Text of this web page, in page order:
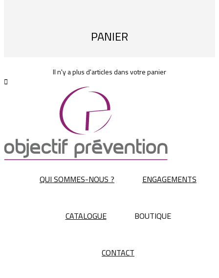
PANIER
Il n'y a plus d'articles dans votre panier

QUI SOMMES-NOUS ? ENGAGEMENTS
CATALOGUE BOUTIQUE
CONTACT